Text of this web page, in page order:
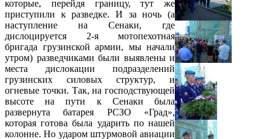
которые, перейдя границу, тут же
приступили к разведке. И за ночь (а
наступление на Сенаки, где
дислоцируется 2-я мотопехотная
бригада грузинской армии, мы начали
утром) разведчиками были выявлены и
места дислокации подразделений
грузинских силовых структур, и
огневые точки. Так, на господствующей
высоте на пути к Сенаки была
развернута батарея РСЗО «Град»,
которая готова была ударить по нашей
колонне. Но ударом штурмовой авиации